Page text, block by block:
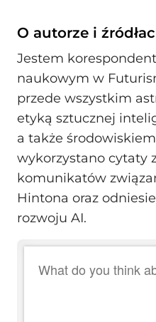
O autorze i
Jestem
naukowym w
przede wszystkim
etyką sztucznej
a także
wykorzystano cytaty
komunikatów
Hintona oraz
rozwoju AI.